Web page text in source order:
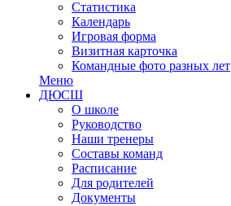
Статистика
Календарь
Игровая форма
Визитная карточка
Командные фото разных лет
Меню
ДЮСШ
О школе
Руководство
Наши тренеры
Составы команд
Расписание
Для родителей
Документы